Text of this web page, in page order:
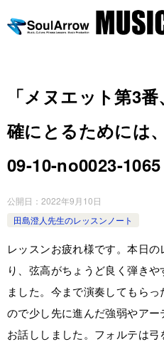
「メヌエット第3
確にとるためには
09-10-­no0023-­1065
公開日： 2022年9月10日
田島澄人先生のレッスンノート
レッスンお疲れ様です。本日
り、弦高がちょうど良く弾き
ました。今まで演奏してもら
ので少し先に進んだ強弱やア
お話ししました。フォルテは